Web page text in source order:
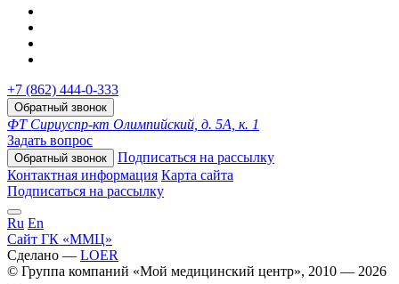
+7 (862) 444-0-333
Обратный звонок
ФТ Сириуспр-кт Олимпийский, д. 5А, к. 1
Задать вопрос
Обратный звонок
Подписаться на рассылку
Контактная информация Карта сайта
Подписаться на рассылку
Ru En
Сайт ГК «ММЦ»
Сделано — LOER
© Группа компаний «Мой медицинский центр», 2010 — 2026